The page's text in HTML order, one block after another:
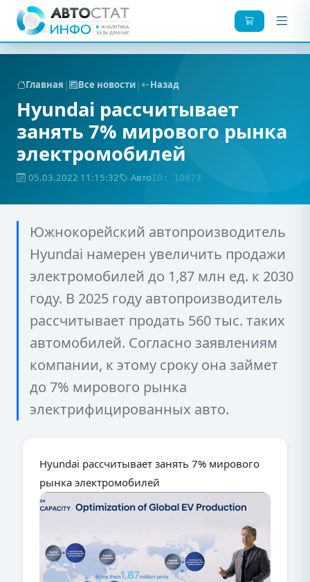
Главная | Все новости| Назад
Hyundai рассчитывает
занять 7% мирового рынка
электромобилей
05.03.2022 11:15:32 АвтоID: 10873
Южнокорейский автопроизводитель
Hyundai намерен увеличить продажи
электромобилей до 1,87 млн ед. к 2030
году. В 2025 году автопроизводитель
рассчитывает продать 560 тыс. таких
автомобилей. Согласно заявлениям
компании, к этому сроку она займет
до 7% мирового рынка
электрифицированных авто.
Hyundai рассчитывает занять 7% мирового
рынка электромобилей